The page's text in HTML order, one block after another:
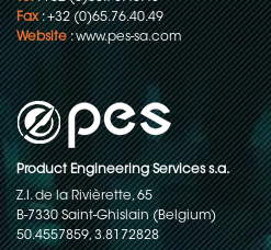
Fax: +32 (0)65.76.40.49
Website:www.pes-sa.com
Product Engineering Services s.a.
Z.I. de la Rivièrette, 65
B-7330 Saint-Ghislain (Belgium)
50.4557859, 3.8172828